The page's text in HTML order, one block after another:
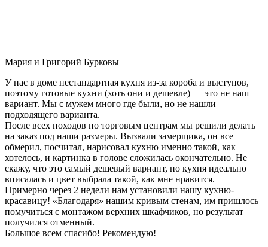
Мария и Григорий Бурковы
У нас в доме нестандартная кухня из-за короба и выступов,
поэтому готовые кухни (хоть они и дешевле) — это не наш
вариант. Мы с мужем много где были, но не нашли
подходящего варианта.
После всех походов по торговым центрам мы решили делать
на заказ под наши размеры. Вызвали замерщика, он все
обмерил, посчитал, нарисовал кухню именно такой, как
хотелось, и картинка в голове сложилась окончательно. Не
скажу, что это самый дешевый вариант, но кухня идеально
вписалась и цвет выбрала такой, как мне нравится.
Примерно через 2 недели нам установили нашу кухню-
красавицу! «Благодаря» нашим кривым стенам, им пришлось
помучиться с монтажом верхних шкафчиков, но результат
получился отменный.
Большое всем спасибо! Рекомендую!